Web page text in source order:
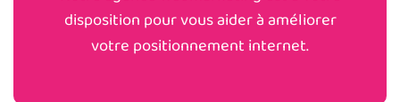
disposition pour vous aider à améliorer
votre positionnement internet.